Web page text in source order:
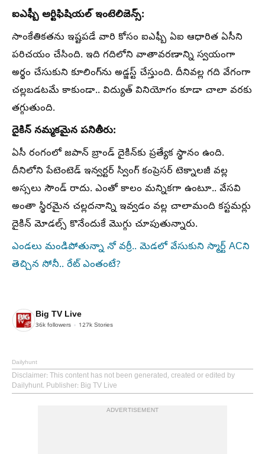
ఐఎఫ్బీ ఆర్టిఫిషియల్ ఇంటెలిజెన్స్:
సాంకేతికతను ఇష్టపడే వారి కోసం ఐఎఫ్బీ ఏఐ ఆధారిత ఏసీని
పరిచయం చేసింది. ఇది గదిలోని వాతావరణాన్ని స్వయంగా
అర్థం చేసుకుని కూలింగ్‌ను అడ్జస్ట్ చేస్తుంది. దీనివల్ల గది వేగంగా
చల్లబడటమే కాకుండా.. విద్యుత్ వినియోగం కూడా చాలా వరకు
తగ్గుతుంది.
దైకిన్ నమ్మకమైన పనితీరు:
ఏసీ రంగంలో జపాన్ బ్రాండ్ దైకిన్‌కు ప్రత్యేక స్థానం ఉంది.
దీనిలోని పేటెంటెడ్ ఇన్వర్టర్ స్వింగ్ కంప్రెసర్ టెక్నాలజీ వల్ల
అస్సలు సౌండ్ రాదు. ఎంతో కాలం మన్నికగా ఉంటూ.. వేసవి
అంతా స్థిరమైన చల్లదనాన్ని ఇవ్వడం వల్ల చాలామంది కస్టమర్లు
దైకిన్ మోడల్స్ కొనేందుకే మొగ్గు చూపుతున్నారు.
ఎండలు మండిపోతున్నా నో వర్రీ.. మెడలో వేసుకుని స్మార్ట్ ACని
తెచ్చిన సోనీ.. రేట్ ఎంతంటే?
Big TV Live
36k followers 127k Stories
Dailyhunt
Disclaimer: This content has not been generated, created or edited by
Dailyhunt. Publisher: Big TV Live
ADVERTISEMENT